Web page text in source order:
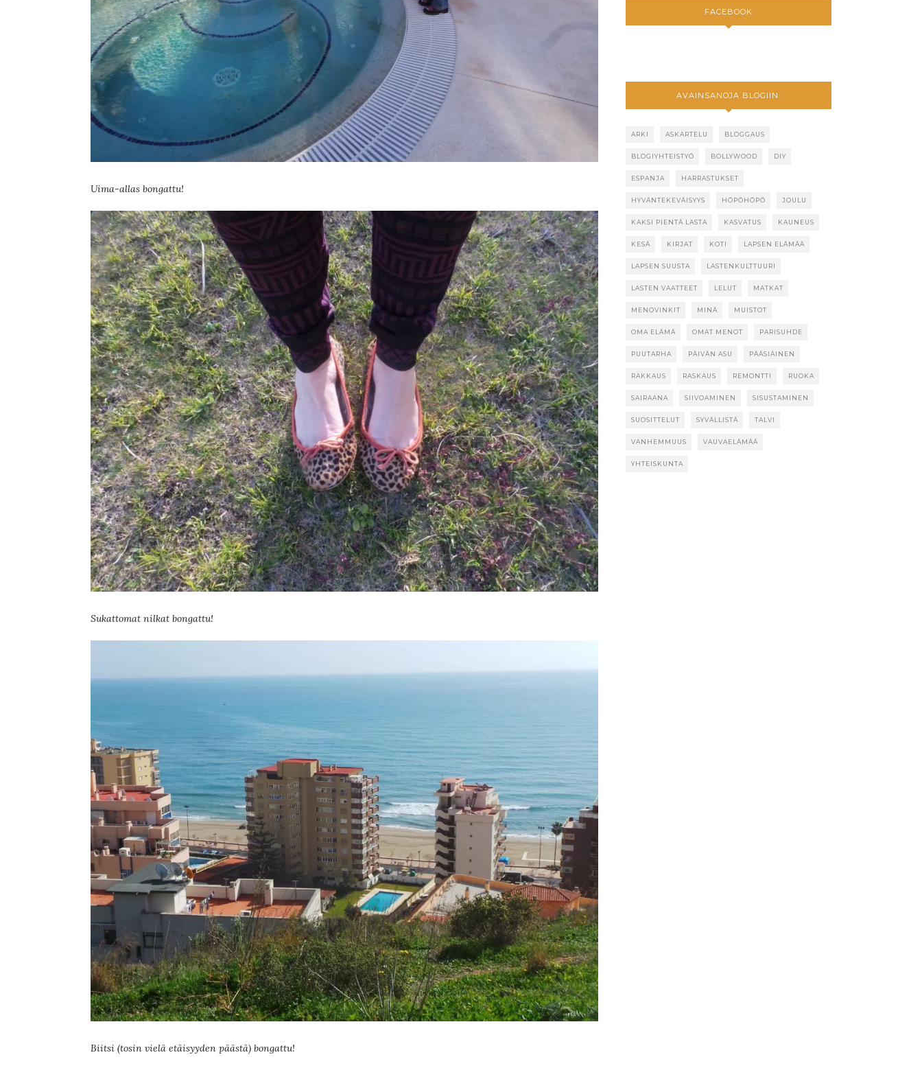
Uima-allas bongattu!
Sukattomat nilkat bongattu!
Biitsi (tosin vielä etäisyyden päästä) bongattu!
FACEBOOK
AVAINSANOJA BLOGIIN:
ARKI ASKARTELU BLOGGAUS
BLOGIYHTEISTYÖ BOLLYWOOD DIY
ESPANJA HARRASTUKSET
HYVÄNTEKEVÄISYYS HÖPÖHÖPÖ JOULU
KAKSI PIENTÄ LASTA KASVATUS KAUNEUS
KESÄ KIRJAT KOTI LAPSEN ELÄMÄÄ
LAPSEN SUUSTA LASTENKULTTUURI
LASTEN VAATTEET LELUT MATKAT
MENOVINKIT MINÄ MUISTOT
OMA ELÄMÄ OMAT MENOT PARISUHDE
PUUTARHA PÄIVÄN ASU PÄÄSIÄINEN
RAKKAUS RASKAUS REMONTTI RUOKA
SAIRAANA SIIVOAMINEN SISUSTAMINEN
SUOSITTELUT SYVÄLLISTÄ TALVI
VANHEMMUUS VAUVAELÄMÄÄ
YHTEISKUNTA